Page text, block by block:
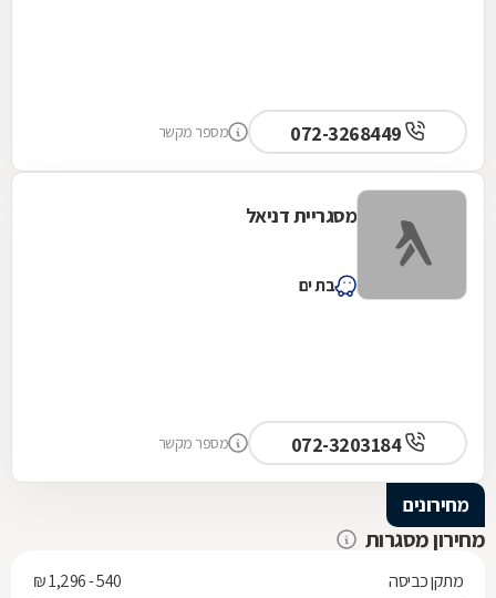
מספר מקשר
מסגריית דניאל
בת ים
072-3203184 מספר מקשר
מחירונים
מחירון מסגרות
מתקן כביסה
540 - 1,296 ₪